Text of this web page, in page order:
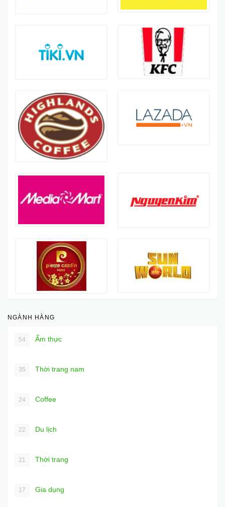
NGÀNH HÀNG
54 Ẩm thực
35 Thời trang nam
24 Coffee
22 Du lịch
21 Thời trang
17 Gia dụng